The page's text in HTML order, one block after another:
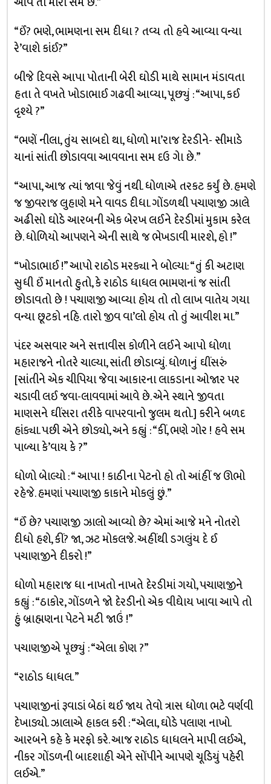
“ઈં? ભણે, ભામણના સમ દીધા ? તવ્ય તો હવે આવ્યા વન્યા
રે’વાશે કાંઈ?”
બીજે દિવસે આપા પોતાની બેરી ઘોડી માથે સામાન મંડાવતા
હતા તે વખતે ખોડાભાઈ ગઢવી આવ્યા, પૂછ્યું : “આપા, કઈ
દૃશ્યે ?”
“ભણેં નીલા, તુંય સાબદો થા, ધોળો મા’રાજ દેરડીને- સીમાડે
યાનાં સાંતી છોડાવવા આવવાના સમ દઉ ગેા છે.”
“આપા, આજ ત્યાં જાવા જેવું નથી. ધોળાએ તરકટ કર્યું છે. હમણે
જ જીવરાજ લુહાણે મને વાવડ દીધા. ગોંડળથી પચાણજી ઝાલે
અઢીસો ઘોડે આરબની એક બેરખ લઈને દેરડીમાં મુકામ કરેલ
છે. ધોળિયો આપણને એની સાથે જ ભેખડાવી મારશે, હો !”
“ખોડાભાઈ !” આપો રાઠોડ મરક્યા ને બોલ્યા: “તું કી અટાણ
સુધી ઈં માનતો હુતો, કે રાઠોડ ધાધલ ભામણનાં જ સાંતી
છોડાવતો છે ! પચાણજી આવ્યા હોય તો તો લાખ વાતેય ગયા
વન્યા છૂટકો નહિ. તારો જીવ વા’લો હોય તો તું આવીશ મા.”
પંદર અસવાર અને સત્તાવીસ કોળીને લઈને આપો ધોળા
મહારાજને નોતરે ચાલ્યા, સાંતી છોડાવ્યું. ધોળાનું ઘીંસરું
[સાંતીને એક ચીપિયા જેવા આકારના લાકડાના ઓજાર પર
ચડાવી લઈ જવા-લાવવામાં આવે છે. એને સ્થાને જીવતા
માણસને ઘીંસરા તરીકે વાપરવાનો જુલમ થતો.] કરીને બળદ
હાંક્યા. પછી એને છોડ્યો, અને કહ્યું : “કીં, ભણે ગોર ! હવે સમ
પાળ્યા કે’વાય કે ?”
ધોળો બેાલ્યો : “ આપા ! કાઠીના પેટનો હો તો આંહીં જ ઊભો
રહેજે. હમણાં પચાણજી કાકાને મોકલું છું.”
“ઈં છે? પચાણજી ઝાલો આવ્યો છે? એમાં આજે મને નોતરો
દીધો હશે, કીં? જા, ઝટ મોકલજે. અહીંથી ડગલુંય દે ઈ
પચાણજીને દીકરો !”
ધોળો મહારાજ ધા નાખતો નાખતે દેરડીમાં ગયો, પચાણજીને
કહ્યું : “ઠાકોર, ગોંડળને જો દેરડીનો એક વીઘેાય ખાવા આપે તો
હું બ્રાહ્મણના પેટને મટી જાઉં !”
પચાણજીએ પૂછ્યું : “એલા કોણ ?”
“રાઠોડ ધાધલ. ”
પચાણજીનાં રૂવાડાં બેઠાં થઈ જાય તેવો ત્રાસ ધોળા ભટે વર્ણવી
દેખાડ્યો. ઝાલાએ હાકલ કરી : “એલા, ઘોડે પલાણ નાખો.
આરબને કહે કે મરફો કરે. આજ રાઠોડ ધાધલને માપી લઈએ,
નીકર ગોંડળની બાદશાહી એને સોંપીને આપણે ચૂડિયું પહેરી
લઈએ.”